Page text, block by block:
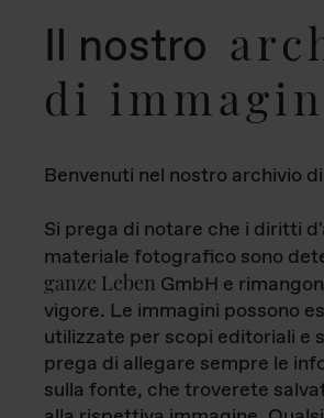
Il nostro
di
Benvenuti nel nostro archivio
Si prega di notare che i diritti
materiale fotografico sono
ganze Leben GmbH e
vigore. Le immagini possono
utilizzate per scopi editoriali e
prega di allegare sempre le
sulla fonte, che troverete